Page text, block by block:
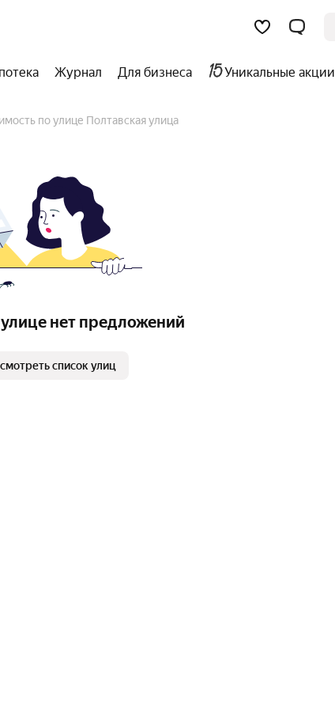
Журнал Для бизнеса Уникальные акции
по улице Полтавская улица
нет предложений
список улиц